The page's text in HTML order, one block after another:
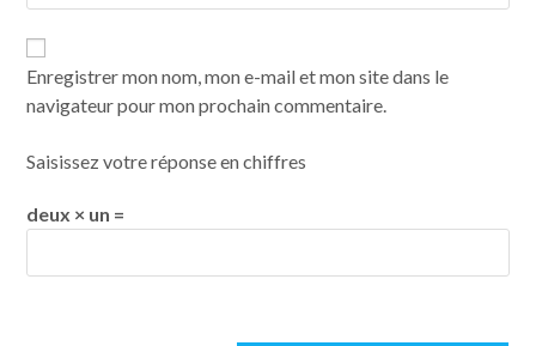
Enregistrer mon nom, mon e-mail et mon site dans le
navigateur pour mon prochain commentaire.
Saisissez votre réponse en chiffres
deux × un =